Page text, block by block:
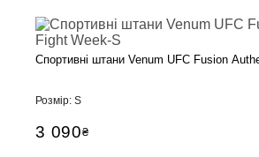
Спортивні штани Venum UFC Fusion
Розмір: S
3 090₴